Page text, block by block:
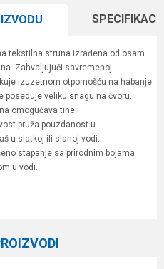
tekstilna struna izrađena od osam
Zahvaljujući savremenoj
izuzetnom otpornošću na habanje
poseduje veliku snagu na čvoru.
omogućava tihe i
pruža pouzdanost u
u slatkoj ili slanoj vodi.
stapanje sa prirodnim bojama
u vodi.